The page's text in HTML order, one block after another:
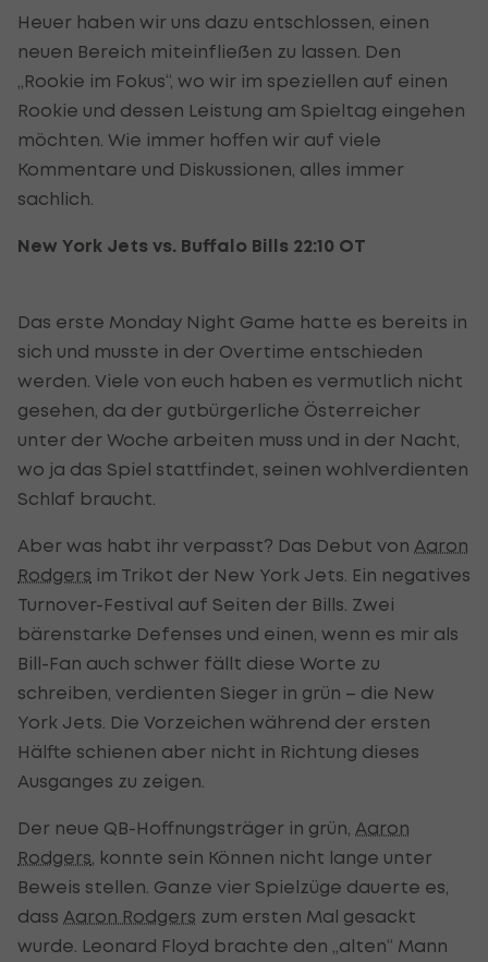
Heuer haben wir uns dazu entschlossen, einen
neuen Bereich miteinfließen zu lassen. Den
„Rookie im Fokus“, wo wir im speziellen auf einen
Rookie und dessen Leistung am Spieltag eingehen
möchten. Wie immer hoffen wir auf viele
Kommentare und Diskussionen, alles immer
sachlich.
New York Jets vs. Buffalo Bills 22:10 OT
Das erste Monday Night Game hatte es bereits in
sich und musste in der Overtime entschieden
werden. Viele von euch haben es vermutlich nicht
gesehen, da der gutbürgerliche Österreicher
unter der Woche arbeiten muss und in der Nacht,
wo ja das Spiel stattfindet, seinen wohlverdienten
Schlaf braucht.
Aber was habt ihr verpasst? Das Debut von Aaron
Rodgers im Trikot der New York Jets. Ein negatives
Turnover-Festival auf Seiten der Bills. Zwei
bärenstarke Defenses und einen, wenn es mir als
Bill-Fan auch schwer fällt diese Worte zu
schreiben, verdienten Sieger in grün – die New
York Jets. Die Vorzeichen während der ersten
Hälfte schienen aber nicht in Richtung dieses
Ausganges zu zeigen.
Der neue QB-Hoffnungsträger in grün, Aaron
Rodgers , konnte sein Können nicht lange unter
Beweis stellen. Ganze vier Spielzüge dauerte es,
dass Aaron Rodgers zum ersten Mal gesackt
wurde. Leonard Floyd brachte den „alten“ Mann